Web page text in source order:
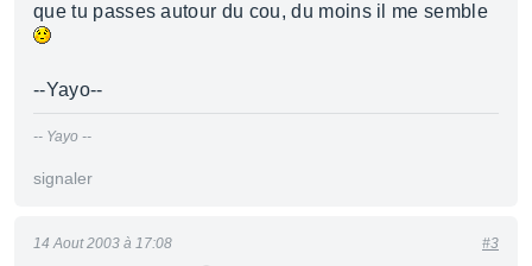
que tu passes autour du cou, du moins il me semble
--Yayo--
-- Yayo --
signaler
14 Aout 2003 à 17:08 #3